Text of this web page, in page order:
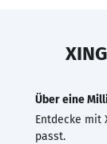
Über eine
Entdecke mit
passt.